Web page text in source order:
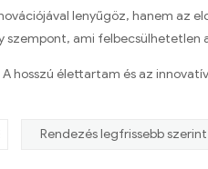
lenyűgöz, hanem
szempont, ami felbecsülhetetlen
hosszú élettartam és az